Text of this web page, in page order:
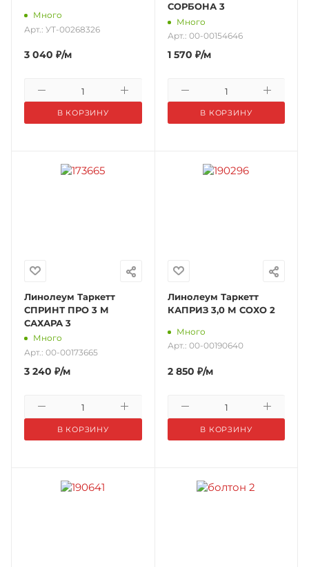
Много
Арт.: УТ-00268326
3 040 ₽/м
В КОРЗИНУ
СОРБОНА 3
Много
Арт.: 00-00154646
1 570 ₽/м
В КОРЗИНУ
Линолеум Таркетт
СПРИНТ ПРО 3 М
САХАРА 3
Много
Арт.: 00-00173665
3 240 ₽/м
В КОРЗИНУ
Линолеум Таркетт
КАПРИЗ 3,0 М СОХО 2
Много
Арт.: 00-00190640
2 850 ₽/м
В КОРЗИНУ